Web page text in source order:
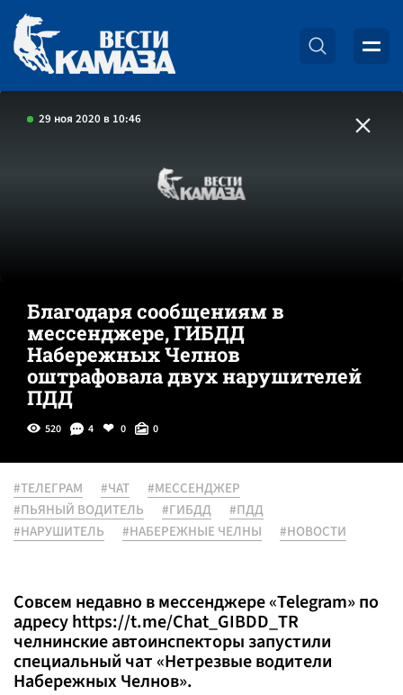
29 ноя 2020 в 10:46
Благодаря сообщениям в
мессенджере, ГИБДД
Набережных Челнов
оштрафовала двух нарушителей
ПДД
520 4 0 0
#ТЕЛЕГРАМ #ЧАТ
#МЕССЕНДЖЕР
#ПЬЯНЫЙ ВОДИТЕЛЬ
#ГИБДД
#ПДД
#НАРУШИТЕЛЬ
#НАБЕРЕЖНЫЕ ЧЕЛНЫ #НОВОСТИ
Совсем недавно в мессенджере «Telegram» по
адресуhttps://t.me/Chat_GIBDD_TR
челнинские автоинспекторы запустили
специальный чат «Нетрезвые водители
Набережных Челнов».